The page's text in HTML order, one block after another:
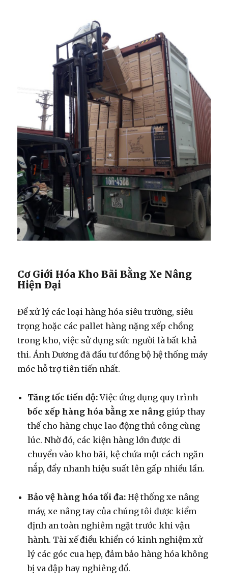
Cơ Giới Hóa Kho Bãi Bằng Xe Nâng
Hiện Đại
Để xử lý các loại hàng hóa siêu trường, siêu
trọng hoặc các pallet hàng nặng xếp chồng
trong kho, việc sử dụng sức người là bất khả
thi. Ánh Dương đã đầu tư đồng bộ hệ thống máy
móc hỗ trợ tiên tiến nhất.
Tăng tốc tiến độ:Việc ứng dụng quy trình
bốc xếp hàng hóa bằng xe nâng giúp thay
thế cho hàng chục lao động thủ công cùng
lúc. Nhờ đó, các kiện hàng lớn được di
chuyển vào kho bãi, kệ chứa một cách ngăn
nắp, đẩy nhanh hiệu suất lên gấp nhiều lần.
Bảo vệ hàng hóa tối đa: Hệ thống xe nâng
máy, xe nâng tay của chúng tôi được kiểm
định an toàn nghiêm ngặt trước khi vận
hành. Tài xế điều khiển có kinh nghiệm xử
lý các góc cua hẹp, đảm bảo hàng hóa không
bị va đập hay nghiêng đổ.